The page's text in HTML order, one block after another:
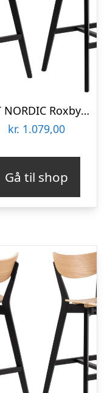
ACT NORDIC Roxby barstol, m. ryglæn og fodstøtte – sort egefinér og sort gummitræ
kr. 1.079,00
Gå til shop